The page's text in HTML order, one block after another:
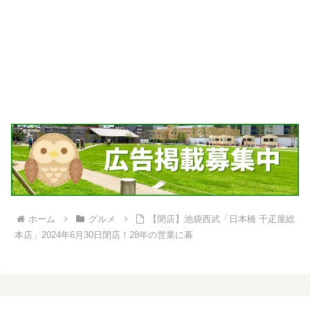
ホーム グルメ
【閉店】池袋西武「日本橋 千疋屋総
本店」2024年6月30日閉店！28年の営業に幕